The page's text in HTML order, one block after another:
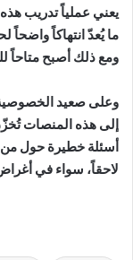
يعني عملياً تدريب
ما يُعدّ انتهاكاً
ومع ذلك أصبح متاحاً
وعلى صعيد
إلى هذه المنصات
أسئلة خطيرة حول من
لاحقاً، سواء في